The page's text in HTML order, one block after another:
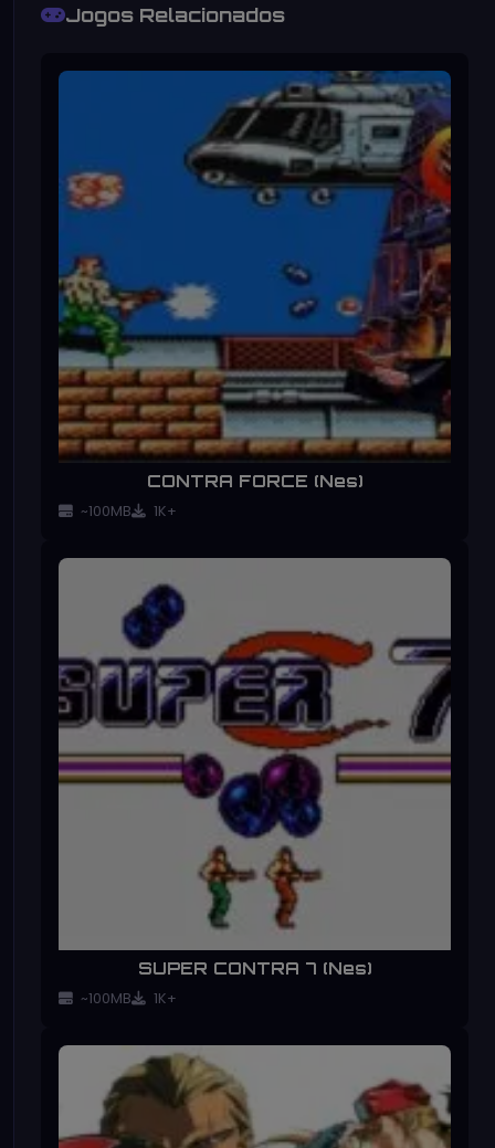
Jogos Relacionados
CONTRA FORCE (Nes)
~100MB 1K+
SUPER CONTRA 7 (Nes)
~100MB 1K+